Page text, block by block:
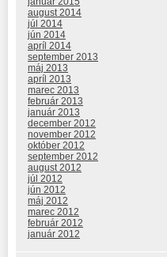
august 2014
júl 2014
jún 2014
apríl 2014
september 2013
máj 2013
apríl 2013
marec 2013
február 2013
január 2013
december 2012
november 2012
október 2012
september 2012
august 2012
júl 2012
jún 2012
máj 2012
marec 2012
február 2012
január 2012